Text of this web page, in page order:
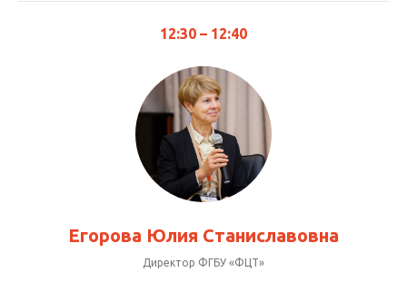
12:30 – 12:40
Егорова Юлия Станиславовна
Директор ФГБУ «ФЦТ»